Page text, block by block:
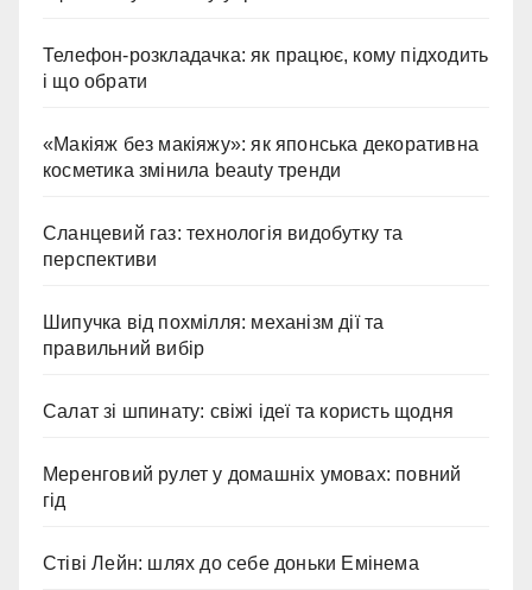
Телефон-розкладачка: як працює, кому підходить
і що обрати
«Макіяж без макіяжу»: як японська декоративна
косметика змінила beauty тренди
Сланцевий газ: технологія видобутку та
перспективи
Шипучка від похмілля: механізм дії та
правильний вибір
Салат зі шпинату: свіжі ідеї та користь щодня
Меренговий рулет у домашніх умовах: повний
гід
Стіві Лейн: шлях до себе доньки Емінема